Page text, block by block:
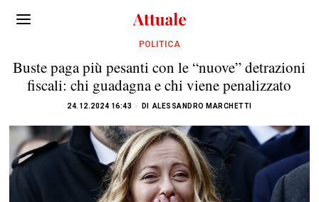
POLITICA
Buste paga più pesanti con le “nuove” detrazioni
fiscali: chi guadagna e chi viene penalizzato
24.12.2024 16:43 DI ALESSANDRO MARCHETTI